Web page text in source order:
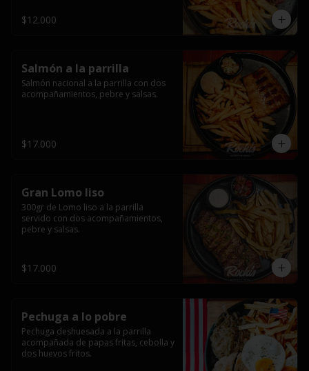
$12.000
Salmón a la parrilla
Salmón nacional a la parrilla con dos
acompañamientos, pebre y salsas.
$17.000
Gran Lomo liso
300gr de Lomo liso a la parrilla
servido con dos acompañamientos,
pebre y salsas.
$17.000
Pechuga a lo pobre
Pechuga deshuesada a la parrilla
acompañada de papas fritas, cebolla y
dos huevos fritos.